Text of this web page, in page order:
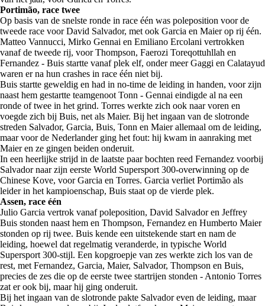
Portimão, race twee
Op basis van de snelste ronde in race één was poleposition voor de
tweede race voor David Salvador, met ook Garcia en Maier op rij één.
Matteo Vannucci, Mirko Gennai en Emiliano Ercolani vertrokken
vanaf de tweede rij, voor Thompson, Faerozi Toreqottuhllah en
Fernandez - Buis startte vanaf plek elf, onder meer Gaggi en Calatayud
waren er na hun crashes in race één niet bij.
Buis startte geweldig en had in no-time de leiding in handen, voor zijn
naast hem gestartte teamgenoot Tonn - Gennai eindigde al na een
ronde of twee in het grind. Torres werkte zich ook naar voren en
voegde zich bij Buis, net als Maier. Bij het ingaan van de slotronde
streden Salvador, Garcia, Buis, Tonn en Maier allemaal om de leiding,
maar voor de Nederlander ging het fout: hij kwam in aanraking met
Maier en ze gingen beiden onderuit.
In een heerlijke strijd in de laatste paar bochten reed Fernandez voorbij
Salvador naar zijn eerste World Supersport 300-overwinning op de
Chinese Kove, voor Garcia en Torres. Garcia verliet Portimão als
leider in het kampioenschap, Buis staat op de vierde plek.
Assen, race één
Julio Garcia vertrok vanaf poleposition, David Salvador en Jeffrey
Buis stonden naast hem en Thompson, Fernandez en Humberto Maier
stonden op rij twee. Buis kende een uitstekende start en nam de
leiding, hoewel dat regelmatig veranderde, in typische World
Supersport 300-stijl. Een kopgroepje van zes werkte zich los van de
rest, met Fernandez, Garcia, Maier, Salvador, Thompson en Buis,
precies de zes die op de eerste twee startrijen stonden - Antonio Torres
zat er ook bij, maar hij ging onderuit.
Bij het ingaan van de slotronde pakte Salvador even de leiding, maar